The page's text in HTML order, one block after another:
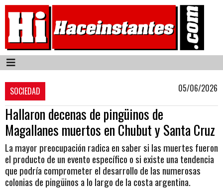
SOCIEDAD 05/06/2026
Hallaron decenas de pingüinos de
Magallanes muertos en Chubut y Santa Cruz
La mayor preocupación radica en saber si las muertes fueron
el producto de un evento específico o si existe una tendencia
que podría comprometer el desarrollo de las numerosas
colonias de pingüinos a lo largo de la costa argentina.